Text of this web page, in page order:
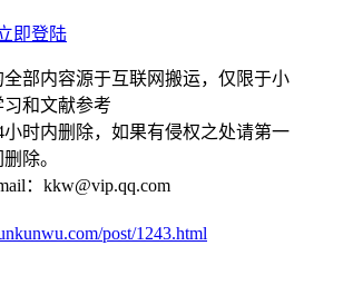
即登陆
部内容源于互联网搬运，仅限于小
和文献参考
小时内删除，如果有侵权之处请第一
除。
：kkw@vip.qq.com
post/1243.html